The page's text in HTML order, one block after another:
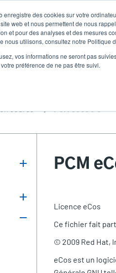
enregistre des cookies sur votre
web et nous permettent de nous
et pour des analyses et des mesures
nous utilisons, consultez notre Politique
vos informations ne seront pas
préférence de ne pas être suivi.
source PCM eCos 3.0
PCM
Licence eCos
Ce fichier fait
© 2009 Red Hat,
eCos est un